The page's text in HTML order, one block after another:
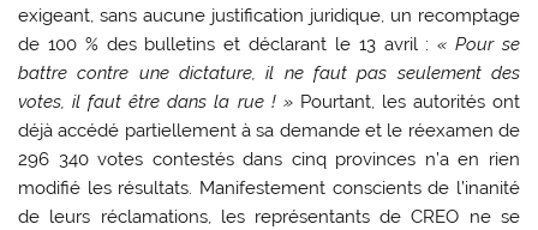
exigeant, sans aucune justification juridique, un recomptage
de 100 % des bulletins et déclarant le 13 avril :« Pour se
battre contre une dictature, il ne faut pas seulement des
votes, il faut être dans la rue ! » Pourtant, les autorités ont
déjà accédé partiellement à sa demande et le réexamen de
296 340 votes contestés dans cinq provinces n’a en rien
modifié les résultats. Manifestement conscients de l’inanité
de leurs réclamations, les représentants de CREO ne se